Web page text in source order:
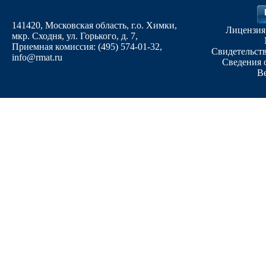
141420, Московская область, г.о. Химки,
мкр. Сходня, ул. Горького, д. 7,
Приемная комиссия: (495) 574-01-32,
info@rmat.ru
Сведения